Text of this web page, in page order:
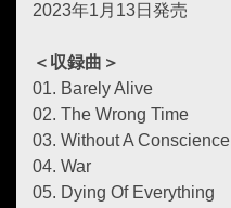
2023年1月13日発売
＜収録曲＞
01. Barely Alive
02. The Wrong Time
03. Without A Conscience
04. War
05. Dying Of Everything